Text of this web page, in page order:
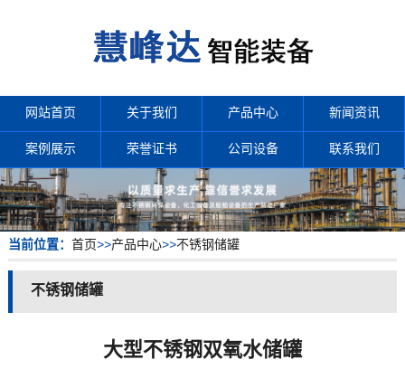
网站首页 关于我们 产品中心 新闻资讯
案例展示 荣誉证书 公司设备 联系我们
当前位置： 首页>>产品中心>>不锈钢储罐
不锈钢储罐
大型不锈钢双氧水储罐